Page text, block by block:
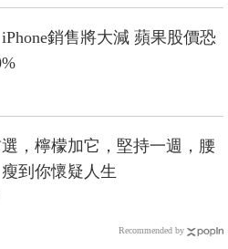
銷售將大減 蘋果股價恐
，檸檬加它，堅持一週，腰
到你懷疑人生
Recommended by